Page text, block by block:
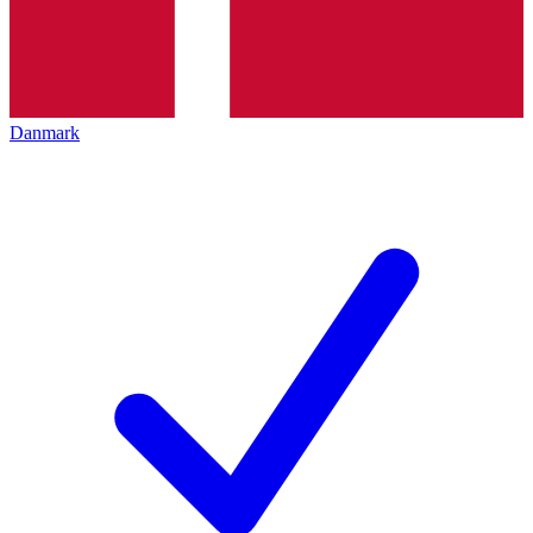
Danmark